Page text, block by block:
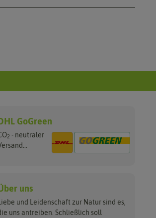
GoGreen
2 - neutraler
uns
und Leidenschaft zur Natur sind es,
uns antreiben. Schließlich soll